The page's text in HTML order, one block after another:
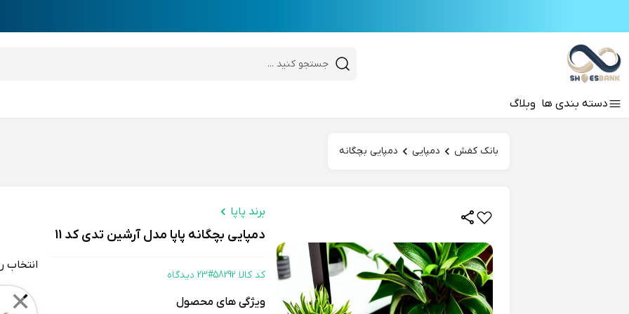
desktop header search
دسته‌ بندی‌ ها وبلاگ
بانک کفش دمپایی دمپایی بچگانه
برند پاپا
دمپایی بچگانه پاپا مدل آرشین تدی کد 11
کد کالا 58292# 23 دیدگاه
ویژگی های محصول
انتخاب
Color
✕